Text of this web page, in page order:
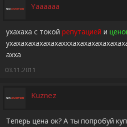
Yaaaaaa
ухахаха с токой репутацией и
ахха
03.11.2011
Kuznez
Теперь цена ок? А ты попробуй